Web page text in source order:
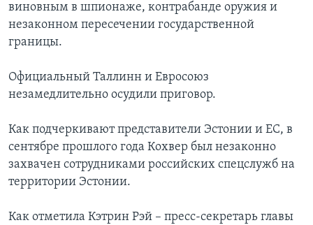
виновным в шпионаже, контрабанде оружия и
незаконном пересечении государственной
границы.
Официальный Таллинн и Евросоюз
незамедлительно осудили приговор.
Как подчеркивают представители Эстонии и ЕС, в
сентябре прошлого года Кохвер был незаконно
захвачен сотрудниками российских спецслужб на
территории Эстонии.
Как отметила Кэтрин Рэй – пресс-секретарь главы